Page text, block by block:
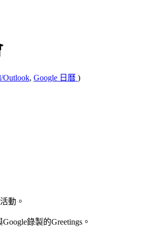
Outlook, Google 日曆 )
動。
錄製的Greetings。